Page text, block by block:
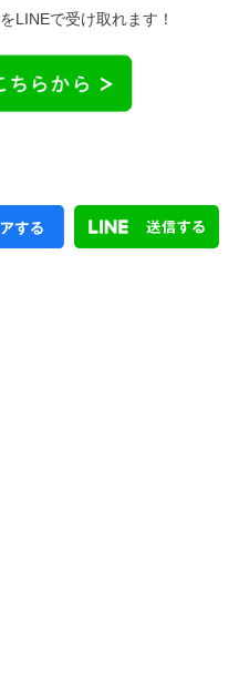
LINEで受け取れます！